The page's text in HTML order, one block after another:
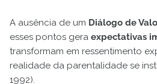
A ausência de um Diálogo de
esses pontos gera expectativas
transformam em ressentimento
realidade da parentalidade se
1992).